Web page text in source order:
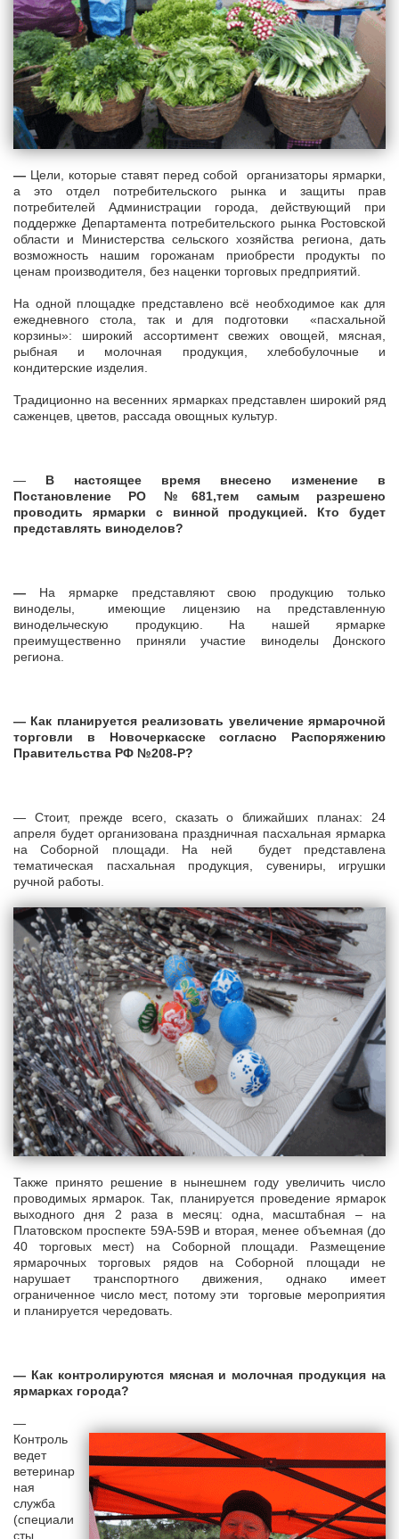
— Цели, которые ставят перед собой организаторы ярмарки,
а это отдел потребительского рынка и защиты прав
потребителей Администрации города, действующий при
поддержке Департамента потребительского рынка Ростовской
области и Министерства сельского хозяйства региона, дать
возможность нашим горожанам приобрести продукты по
ценам производителя, без наценки торговых предприятий.
На одной площадке представлено всё необходимое как для
ежедневного стола, так и для подготовки «пасхальной
корзины»: широкий ассортимент свежих овощей, мясная,
рыбная и молочная продукция, хлебобулочные и
кондитерские изделия.
Традиционно на весенних ярмарках представлен широкий ряд
саженцев, цветов, рассада овощных культур.
— В настоящее время внесено изменение в
Постановление РО №681,тем самым разрешено
проводить ярмарки с винной продукцией. Кто будет
представлять виноделов?
— На ярмарке представляют свою продукцию только
виноделы, имеющие лицензию на представленную
винодельческую продукцию. На нашей ярмарке
преимущественно приняли участие виноделы Донского
региона.
— Как планируется реализовать увеличение ярмарочной
торговли в Новочеркасске согласно Распоряжению
Правительства РФ №208-Р?
— Стоит, прежде всего, сказать о ближайших планах: 24
апреля будет организована праздничная пасхальная ярмарка
на Соборной площади. На ней будет представлена
тематическая пасхальная продукция, сувениры, игрушки
ручной работы.
Также принято решение в нынешнем году увеличить число
проводимых ярмарок. Так, планируется проведение ярмарок
выходного дня 2 раза в месяц: одна, масштабная – на
Платовском проспекте 59А-59В и вторая, менее объемная (до
40 торговых мест) на Соборной площади. Размещение
ярмарочных торговых рядов на Соборной площади не
нарушает транспортного движения, однако имеет
ограниченное число мест, потому эти торговые мероприятия
и планируется чередовать.
— Как контролируются мясная и молочная продукция на
ярмарках города?
—
Контроль
ведет
ветеринар
ная
служба
(специали
сты